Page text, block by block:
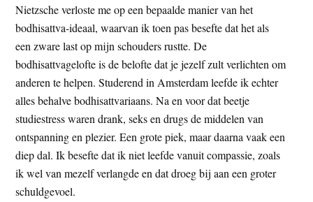
Nietzsche verloste me op een bepaalde manier van het
bodhisattva-ideaal, waarvan ik toen pas besefte dat het als
een zware last op mijn schouders rustte. De
bodhisattvagelofte is de belofte dat je jezelf zult verlichten om
anderen te helpen. Studerend in Amsterdam leefde ik echter
alles behalve bodhisattvariaans. Na en voor dat beetje
studiestress waren drank, seks en drugs de middelen van
ontspanning en plezier. Een grote piek, maar daarna vaak een
diep dal. Ik besefte dat ik niet leefde vanuit compassie, zoals
ik wel van mezelf verlangde en dat droeg bij aan een groter
schuldgevoel.